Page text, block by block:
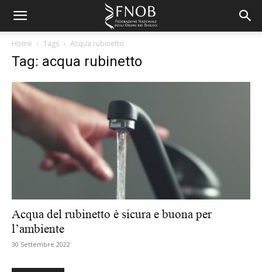
Home Tags Acqua rubinetto
Tag: acqua rubinetto
Acqua del rubinetto è sicura e buona per
l’ambiente
30 Settembre 2022